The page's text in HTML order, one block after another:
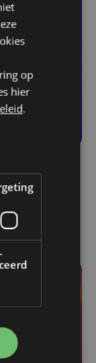
door
op
hier
.